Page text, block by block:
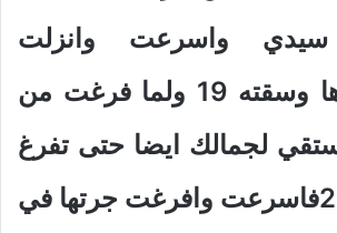
واسرعت وانزلت
جرتهاعلى يدها وسقته 19 ولما فرغت من
لجمالك ايضا حتى تفرغ
من الشرب 20فاسرعت وافرغت جرتها في